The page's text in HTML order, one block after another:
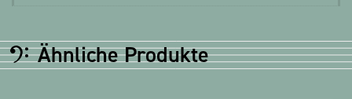
Ähnliche Produkte